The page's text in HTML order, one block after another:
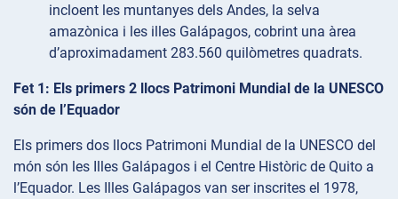
incloent les muntanyes dels Andes, la selva
amazònica i les illes Galápagos, cobrint una àrea
d’aproximadament 283.560 quilòmetres quadrats.
Fet 1: Els primers 2 llocs Patrimoni Mundial de la UNESCO
són de l’Equador
Els primers dos llocs Patrimoni Mundial de la UNESCO del
món són les Illes Galápagos i el Centre Històric de Quito a
l’Equador. Les Illes Galápagos van ser inscrites el 1978,